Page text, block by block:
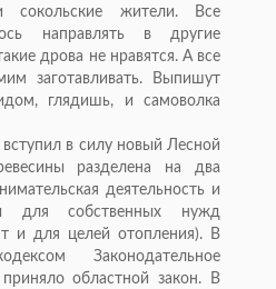
сокольские жители. Все
направлять в другие
дрова не нравятся. А все
заготавливать. Выпишут
глядишь, и самоволка
в силу новый Лесной
разделена на два
деятельность и
для собственных нужд
и для целей отопления). В
Законодательное
областной закон. В